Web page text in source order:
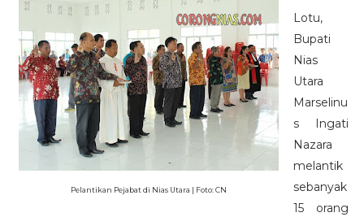
Pelantikan Pejabat di Nias Utara | Foto: CN
Lotu,
Bupati
Nias
Utara
Marselinu
s Ingati
Nazara
melantik
sebanyak
15 orang